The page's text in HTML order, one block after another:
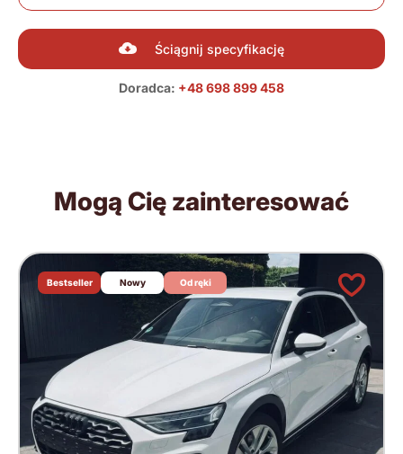
Ściągnij specyfikację
Doradca: +48 698 899 458
Mogą Cię zainteresować
Bestseller Nowy Od ręki